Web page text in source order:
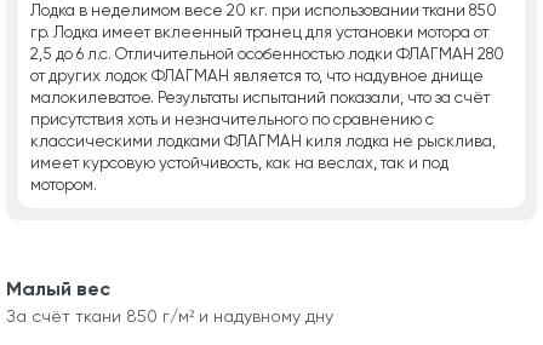
Лодка в неделимом весе 20 кг. при использовании ткани 850
гр. Лодка имеет вклеенный транец для установки мотора от
2,5 до 6 л.с. Отличительной особенностью лодки ФЛАГМАН 280
от других лодок ФЛАГМАН является то, что надувное днище
малокилеватое. Результаты испытаний показали, что за счёт
присутствия хоть и незначительного по сравнению с
классическими лодками ФЛАГМАН киля лодка не рысклива,
имеет курсовую устойчивость, как на веслах, так и под
мотором.
Малый вес
За счёт ткани 850 г/м² и надувному дну